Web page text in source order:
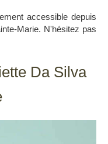
accessible depuis
Marie. N'hésitez pas
Da Silva